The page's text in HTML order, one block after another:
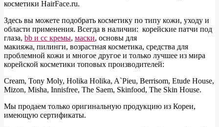
косметики HairFace.ru.
Здесь вы можете подобрать косметику по типу кожи, уходу и
области применения. Всегда в наличии: корейские патчи под
глаза, bb и cc кремы, маски, основы для
макияжа, пилинги, возрастная косметика, средства для
проблемной кожи и многое другое и только лучшее из мира
корейской косметики топовых производителей:
Cream, Tony Moly, Holika Holika, A`Pieu, Berrisom, Etude House,
Mizon, Misha, Innisfree, The Saem, Skinfood, The Skin House.
Мы продаем только оригинальную продукцию из Кореи,
имеющую сертификаты.